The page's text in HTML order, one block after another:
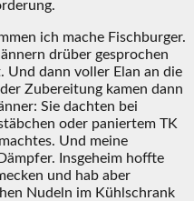
ich mache Fischburger.
drüber gesprochen
Und dann voller Elan an die
Zubereitung kamen dann
Sie dachten bei
oder paniertem TK
Und meine
Insgeheim hoffte
und hab aber
Nudeln im Kühlschrank